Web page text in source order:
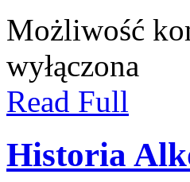
Możliwość
wyłączona
Read Full
Historia